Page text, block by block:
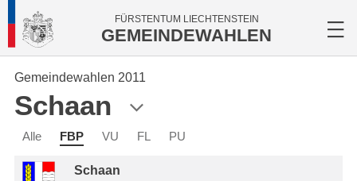
FÜRSTENTUM LIECHTENSTEIN
GEMEINDEWAHLEN
Gemeindewahlen 2011
Schaan
Alle FBP VU FL PU
Schaan